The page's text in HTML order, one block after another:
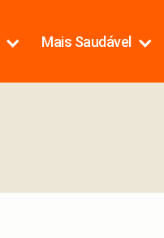
Mais Saudável